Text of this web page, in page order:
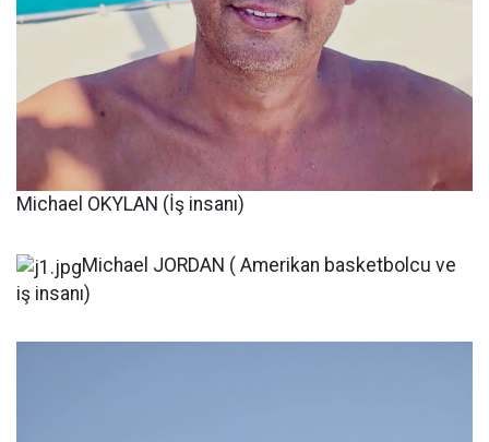
Michael OKYLAN (İş insanı)
Michael JORDAN ( Amerikan basketbolcu ve
iş insanı)